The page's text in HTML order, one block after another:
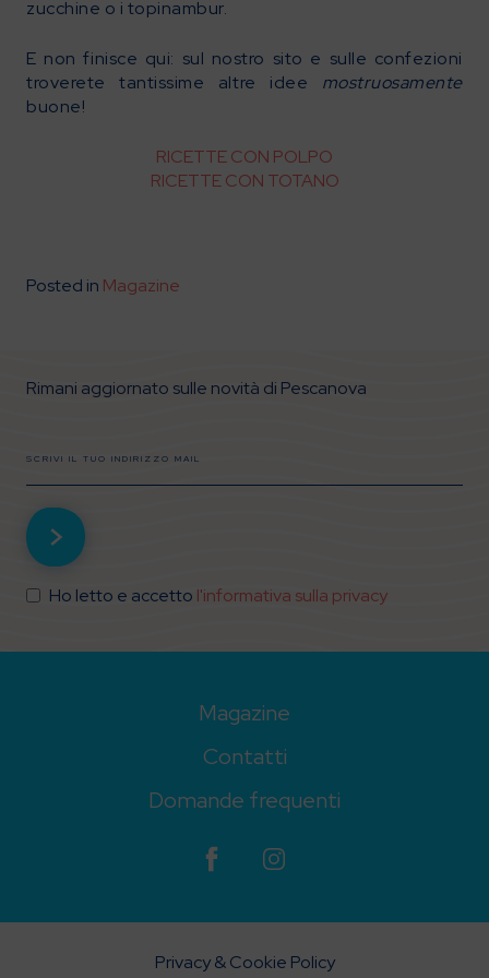
zucchine o i topinambur.
E non finisce qui: sul nostro sito e sulle confezioni
troverete tantissime altre idee mostruosamente
buone!
RICETTE CON POLPO
RICETTE CON TOTANO
Posted in Magazine
Rimani aggiornato sulle novità di Pescanova
Ho letto e accetto l'informativa sulla privacy
Magazine
Contatti
Domande frequenti
Privacy & Cookie Policy